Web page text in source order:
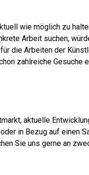
wie möglich zu
Arbeit suchen,
die Arbeiten der
zahlreiche Gesuche
aktuelle
in Bezug auf einen
Sie uns gerne an